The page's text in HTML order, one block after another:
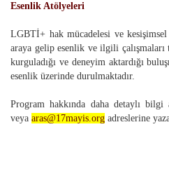
Esenlik Atölyeleri
LGBTİ+ hak mücadelesi ve
araya gelip esenlik ve ilgili
kurguladığı ve deneyim aktardığı
esenlik üzerinde durulmaktadır.
Program hakkında daha detaylı
veya aras@17mayis.org adreslerine